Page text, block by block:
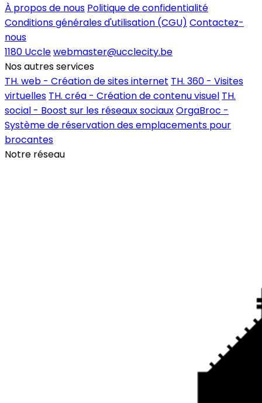
À propos de nous Politique de confidentialité
Conditions générales d'utilisation (CGU) Contactez-
nous
1180 Ucclewebmaster@ucclecity.be
Nos autres services
TH. web - Création de sites internet TH. 360 - Visites
virtuelles TH. créa - Création de contenu visuel TH.
social - Boost sur les réseaux sociauxOrgaBroc -
Système de réservation des emplacements pour
brocantes
Notre réseau